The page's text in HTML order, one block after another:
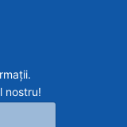
nostru!